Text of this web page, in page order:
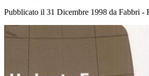
Pubblicato il 31 Dicembre 1998 da Fabbri -